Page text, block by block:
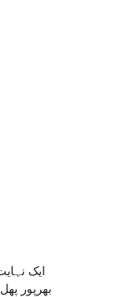
بھرپور